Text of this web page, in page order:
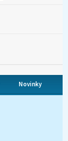
Novinky